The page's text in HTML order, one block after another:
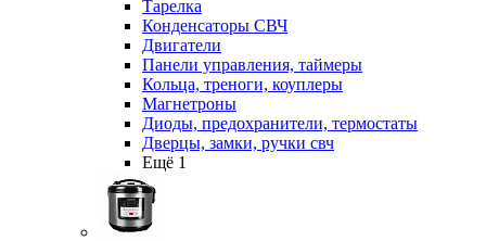
Тарелка
Конденсаторы СВЧ
Двигатели
Панели управления, таймеры
Кольца, треноги, коуплеры
Магнетроны
Диоды, предохранители, термостаты
Дверцы, замки, ручки свч
Ещё 1